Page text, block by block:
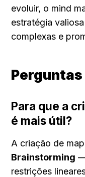
evoluir, o mind
estratégia
complexas e
Para que a
é mais útil?
Brainstorming —
restrições